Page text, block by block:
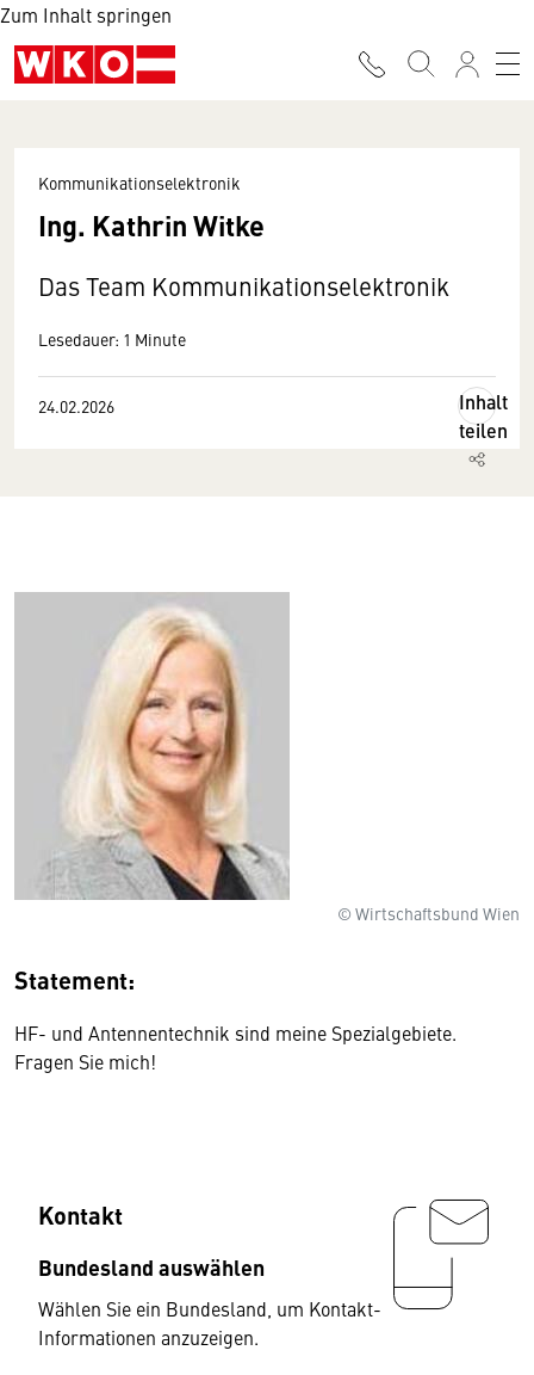
Zum Inhalt springen
Kommunikationselektronik
Ing. Kathrin Witke
Das Team Kommunikationselektronik
Lesedauer: 1 Minute
24.02.2026
Inhalt
teilen
© Wirtschaftsbund Wien
Statement:
HF- und Antennentechnik sind meine Spezialgebiete.
Fragen Sie mich!
Kontakt
Bundesland auswählen
Wählen Sie ein Bundesland, um Kontakt-
Informationen anzuzeigen.